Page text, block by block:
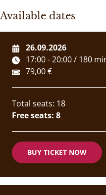
Available dates
26.09.2026
17:00 - 20:00 / 180
79,00 €
Total seats: 18
Free seats: 8
BUY TICKET NOW